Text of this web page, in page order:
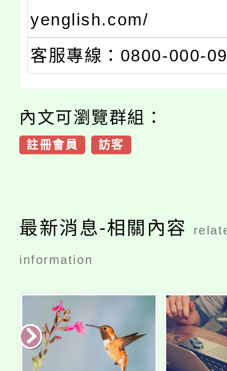
yenglish.com/
客服專線：0800-000-
內文可瀏覽群組：
註冊會員 訪客
最新消息-相關內容
information